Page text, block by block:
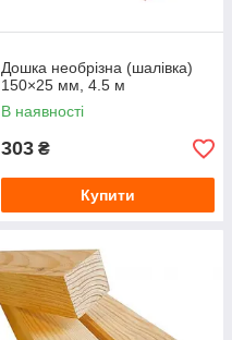
Дошка необрізна (шалівка)
150×25 мм, 4.5 м
В наявності
303 ₴
Купити